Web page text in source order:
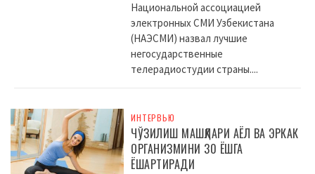
Национальной ассоциацией
электронных СМИ Узбекистана
(НАЭСМИ) назвал лучшие
негосударственные
телерадиостудии страны....
ИНТЕРВЬЮ
ЧЎЗИЛИШ МАШҚЛАРИ АЁЛ ВА ЭРКАК
ОРГАНИЗМИНИ 30 ЁШГА
ЁШАРТИРАДИ